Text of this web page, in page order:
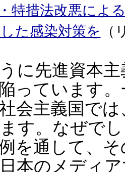
特措法改悪によ
た感染対策を
に先進資本主
っています
会主義国で
す。なぜで
を通して、
本のメディ